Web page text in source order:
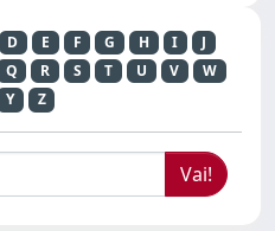
D E F G H I
J
Q R S T U V
W
Y Z